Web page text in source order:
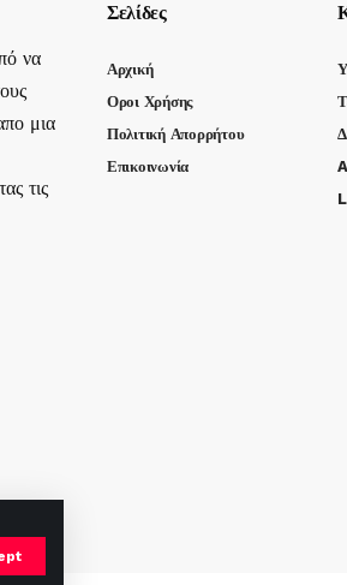
να
μια
τις
Σελίδες
Αρχική
Οροι Χρήσης
Πολιτική Απορρήτου
Επικοινωνία